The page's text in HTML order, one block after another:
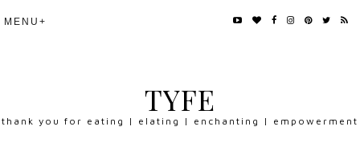
TYFE
thank you for eating | elating | enchanting | empowerment